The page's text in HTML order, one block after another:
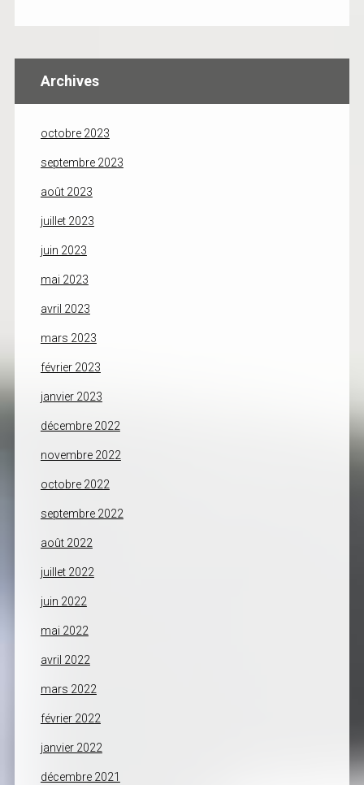
Archives
octobre 2023
septembre 2023
août 2023
juillet 2023
juin 2023
mai 2023
avril 2023
mars 2023
février 2023
janvier 2023
décembre 2022
novembre 2022
octobre 2022
septembre 2022
août 2022
juillet 2022
juin 2022
mai 2022
avril 2022
mars 2022
février 2022
janvier 2022
décembre 2021